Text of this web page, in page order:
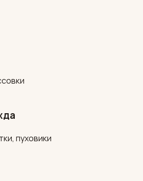
пуховики